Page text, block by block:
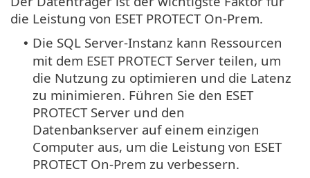
die Leistung von ESET PROTECT On-Prem.
• Die SQL Server-Instanz kann Ressourcen
mit dem ESET PROTECT Server teilen, um
die Nutzung zu optimieren und die Latenz
zu minimieren. Führen Sie den ESET
PROTECT Server und den
Datenbankserver auf einem einzigen
Computer aus, um die Leistung von ESET
PROTECT On-Prem zu verbessern.